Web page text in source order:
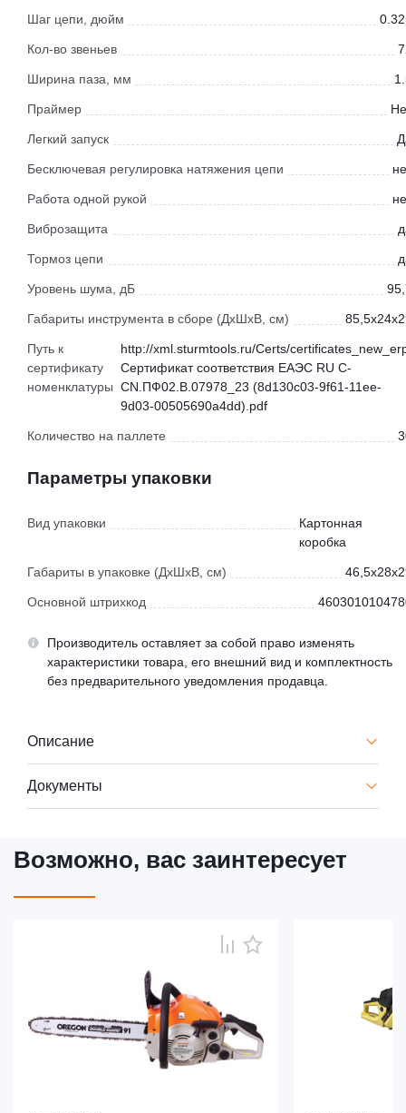
Шаг цепи, дюйм
Кол-во звеньев
Ширина паза, мм
Праймер
Легкий запуск
Бесключевая регулировка натяжения цепи
Работа одной рукой
Виброзащита
Тормоз цепи
Уровень шума, дБ
Габариты инструмента в сборе (ДхШхВ, см)
Путь к
сертификату
номенклатуры
http://xml.sturmtools.ru/Certs/
Сертификат соответствия ЕАЭС RU С-
CN.ПФ02.В.07978_23 (8d130c03-9f61-11ee-
9d03-00505690a4dd).pdf
Количество на паллете
Параметры упаковки
Вид упаковки
Картонная
коробка
Габариты в упаковке (ДхШхВ, см)
Основной штрихкод
Производитель оставляет за собой право изменять
характеристики товара, его внешний вид и комплектность
без предварительного уведомления продавца.
Описание
Документы
Возможно, вас заинтересует